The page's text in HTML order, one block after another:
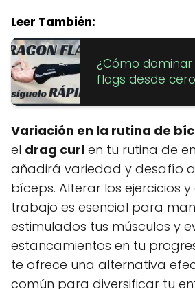
Leer También:
¿Cómo
flags desde
Variación en la rutina de
el drag curl en tu rutina de
añadirá variedad y desafío a
bíceps. Alterar los ejercicios
trabajo es esencial para
estimulados tus músculos y
estancamientos en tu
te ofrece una alternativa
común para diversificar tu